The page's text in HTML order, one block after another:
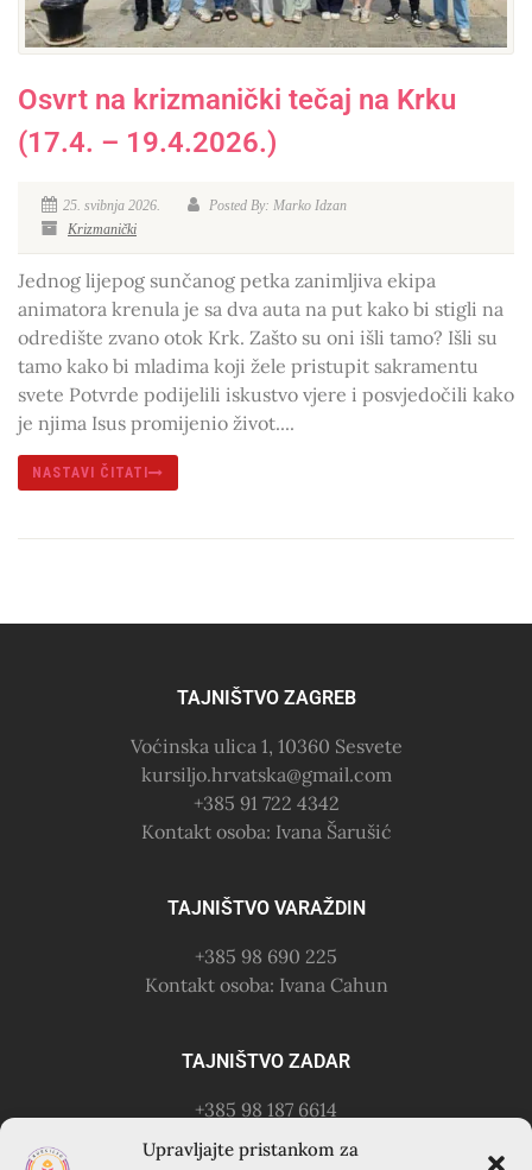
Upravljajte pristankom za
Osvrt na krizmanički tečaj na Krku
(17.4. – 19.4.2026.)
25. svibnja 2026.
Posted By: Marko Idzan
Krizmanički
Jednog lijepog sunčanog petka zanimljiva ekipa
animatora krenula je sa dva auta na put kako bi stigli na
odredište zvano otok Krk. Zašto su oni išli tamo? Išli su
tamo kako bi mladima koji žele pristupit sakramentu
svete Potvrde podijelili iskustvo vjere i posvjedočili kako
je njima Isus promijenio život....
NASTAVI ČITATI
TAJNIŠTVO ZAGREB
Voćinska ulica 1, 10360 Sesvete
kursiljo.hrvatska@gmail.com
+385 91 722 4342
Kontakt osoba: Ivana Šarušić
TAJNIŠTVO VARAŽDIN
+385 98 690 225
Kontakt osoba: Ivana Cahun
TAJNIŠTVO ZADAR
+385 98 187 6614
Kontakt osoba: Ružica Anušić